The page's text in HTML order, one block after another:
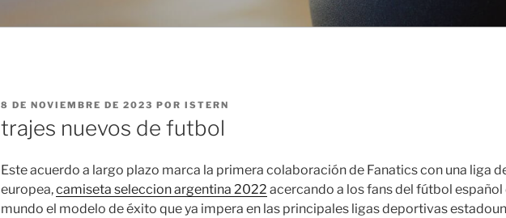
PUBLICADO
8 DE NOVIEMBRE DE 2023 POR ISTERN
trajes nuevos de futbol
Este acuerdo a largo plazo marca la primera colaboración de Fanatics con una liga
europea,camiseta seleccion argentina 2022 acercando a los fans del fútbol español
mundo el modelo de éxito que ya impera en las principales ligas deportivas